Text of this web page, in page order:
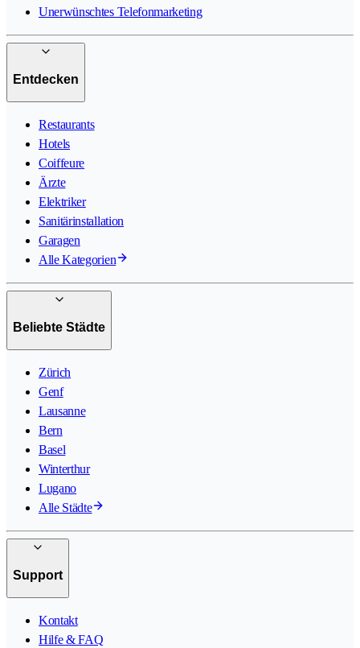
Unerwünschtes Telefonmarketing
Entdecken
Restaurants
Hotels
Coiffeure
Ärzte
Elektriker
Sanitärinstallation
Garagen
Alle Kategorien
Beliebte Städte
Zürich
Genf
Lausanne
Bern
Basel
Winterthur
Lugano
Alle Städte
Support
Kontakt
Hilfe & FAQ